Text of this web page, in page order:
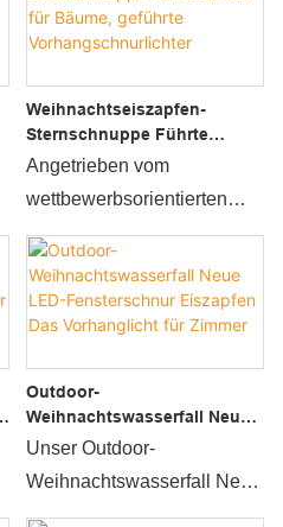
hat es unvergleichliche
herausragende Vorteile in
Bezug auf Leistung,
Qualität, Aussehen usw.
und genießt einen guten
Ruf auf dem Markt. Wenda
früherer Produkte
zusammen und verbessert
sie kontinuierlich. Die
Waterfall Curtain Lights
Outdoor Icicle Lights
können an Ihre Bedürfnisse
angepasst werden.
Um den Umsatz von
Weihnachtseiszapfen-
Sternschnuppe Führte
Lichter Für Bäume, Geführte
Angetrieben vom
wettbewerbsorientierten
Markt verbessern wir
kontinuierlich die
Techniken, um die qualitativ
hochwertige Herstellung
von Weihnachts-Eiszapfen-
Sternschnuppen-LED-
Outdoor-
Weihnachtswasserfall Neue
LED-Fensterschnur
Für Zimmer
Unser Outdoor-
Weihnachtswasserfall New
Led Window String Icicle